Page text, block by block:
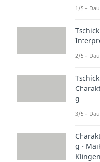
Die
der
also
findet
1/5 –
2/5 –
g
3/5 –
g -